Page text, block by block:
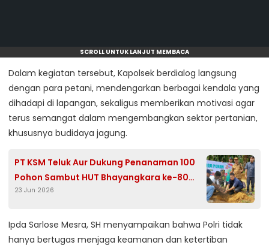
SCROLL UNTUK LANJUT MEMBACA
Dalam kegiatan tersebut, Kapolsek berdialog langsung
dengan para petani, mendengarkan berbagai kendala yang
dihadapi di lapangan, sekaligus memberikan motivasi agar
terus semangat dalam mengembangkan sektor pertanian,
khususnya budidaya jagung.
PT KSM Teluk Aur Dukung Penanaman 100
Pohon Sambut HUT Bhayangkara ke-80
Tahun 2026
23 Jun 2026
Ipda Sarlose Mesra, SH menyampaikan bahwa Polri tidak
hanya bertugas menjaga keamanan dan ketertiban